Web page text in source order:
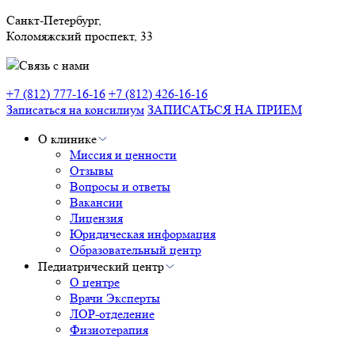
Санкт-Петербург,
Коломяжский проспект, 33
Связь с нами
+7 (812) 777-16-16 +7 (812) 426-16-16
Записаться на консилиум ЗАПИСАТЬСЯ НА ПРИЕМ
О клинике
Миссия и ценности
Отзывы
Вопросы и ответы
Вакансии
Лицензия
Юридическая информация
Образовательный центр
Педиатрический центр
О центре
Врачи Эксперты
ЛОР-отделение
Физиотерапия